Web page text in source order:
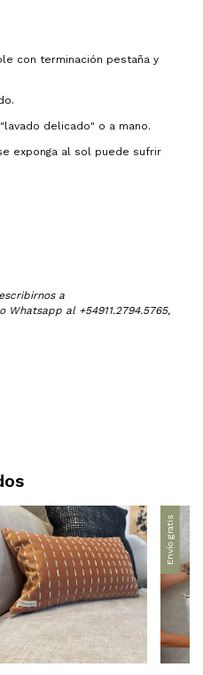
con terminación pestaña y
delicado" o a mano.
exponga al sol puede sufrir
a
Whatsapp al +54911.2794.5765,
Envío gratis